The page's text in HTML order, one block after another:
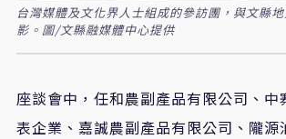
台灣媒體及文化界人士組成的參訪團，與文縣
影。圖/文縣融媒體中心提供
座談會中，任和農副產品有限公司、中
表企業、嘉誠農副產品有限公司、隴源